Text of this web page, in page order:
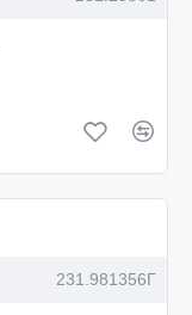
231.981356Γ